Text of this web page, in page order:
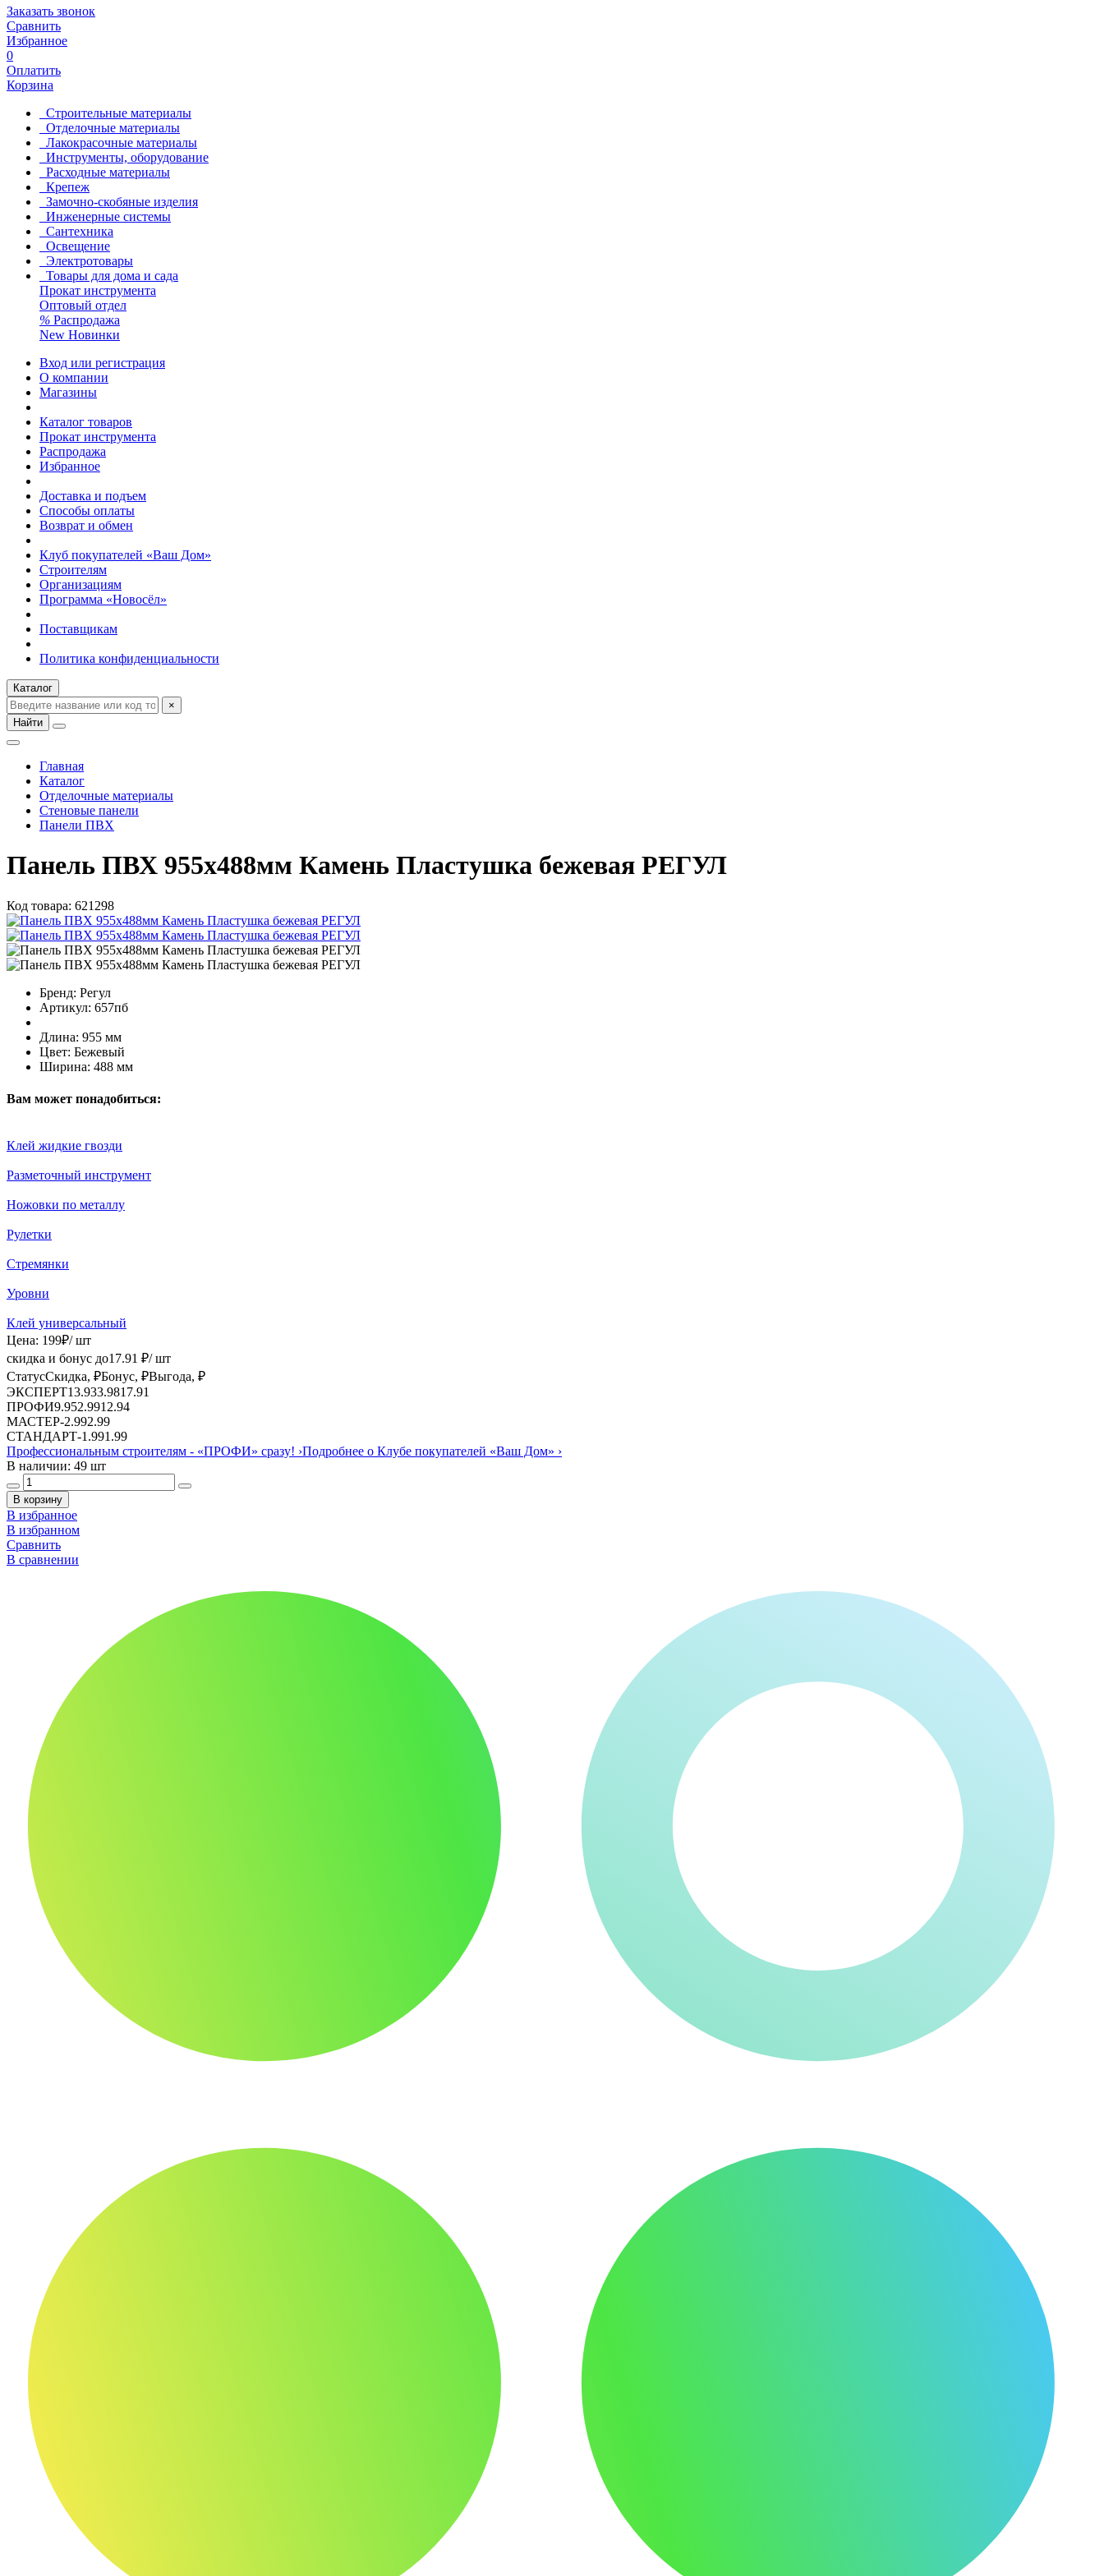
Заказать звонок
Сравнить
Избранное
0
Оплатить
Корзина
Строительные материалы
Отделочные материалы
Лакокрасочные материалы
Инструменты, оборудование
Расходные материалы
Крепеж
Замочно-скобяные изделия
Инженерные системы
Сантехника
Освещение
Электротовары
Товары для дома и сада
Прокат инструмента
Оптовый отдел
% Распродажа
New Новинки
Вход или регистрация
О компании
Магазины
Каталог товаров
Прокат инструмента
Распродажа
Избранное
Доставка и подъем
Способы оплаты
Возврат и обмен
Клуб покупателей «Ваш Дом»
Строителям
Организациям
Программа «Новосёл»
Поставщикам
Политика конфиденциальности
Каталог
×
Найти
Главная
Каталог
Отделочные материалы
Стеновые панели
Панели ПВХ
Панель ПВХ 955х488мм Камень Пластушка бежевая РЕГУЛ
Код товара: 621298
Бренд: Регул
Артикул: 657пб
Длина: 955 мм
Цвет: Бежевый
Ширина: 488 мм
Вам может понадобиться:
Клей жидкие гвозди
Разметочный инструмент
Ножовки по металлу
Рулетки
Стремянки
Уровни
Клей универсальный
Цена: 199₽/ шт
скидка и бонус до17.91 ₽/ шт
СтатусСкидка, ₽Бонус, ₽Выгода, ₽
ЭКСПЕРТ13.933.9817.91
ПРОФИ9.952.9912.94
МАСТЕР-2.992.99
СТАНДАРТ-1.991.99
Профессиональным строителям - «ПРОФИ» сразу! ›Подробнее о Клубе покупателей «Ваш Дом» ›
В наличии: 49 шт
В корзину
В избранное
В избранном
Сравнить
В сравнении